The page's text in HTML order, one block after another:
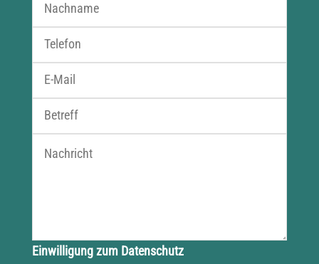
Einwilligung zum Datenschutz